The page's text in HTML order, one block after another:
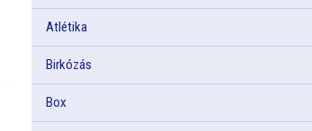
Atlétika
Birkózás
Box